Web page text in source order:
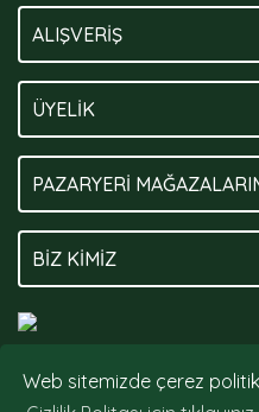
Web sitemizde çerez
ALIŞVERİŞ
ÜYELİK
PAZARYERİ
BİZ KİMİZ
© Tüm hakları saklıdır.